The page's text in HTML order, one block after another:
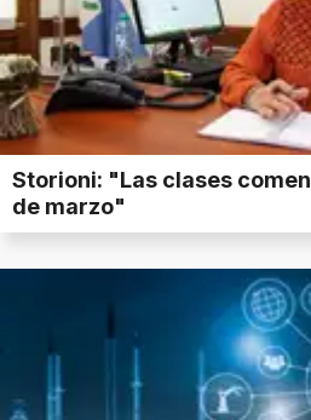
Storioni: "Las clases
de marzo"